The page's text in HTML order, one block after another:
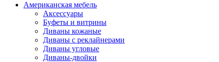
Американская мебель
Аксессуары
Буфеты и витрины
Диваны кожаные
Диваны с реклайнерами
Диваны угловые
Диваны-двойки